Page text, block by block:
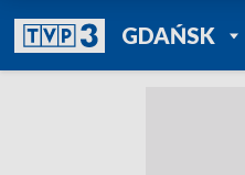
GDAŃSK
TVP